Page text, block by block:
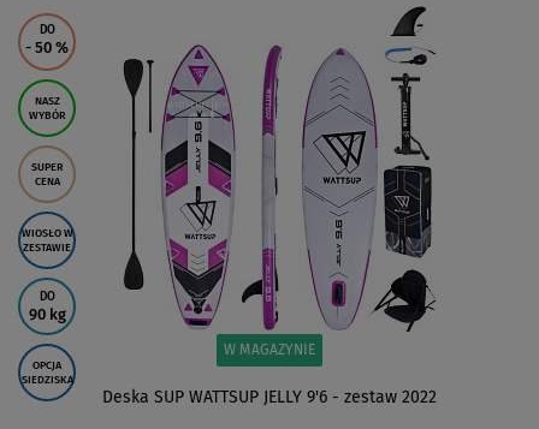
DO
- 50 %
NASZ
WYBÓR
SUPER
CENA
WIOSŁO W
ZESTAWIE
DO
90 kg
OPCJA
SIEDZISKA
W MAGAZYNIE
Deska SUP WATTSUP JELLY 9'6 - zestaw 2022